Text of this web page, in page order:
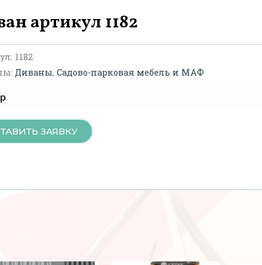
артикул 1182
1182
Диваны,Садово-парковая мебель и МАФ
ЗАЯВКУ